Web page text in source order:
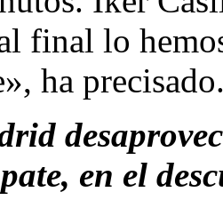
final lo
ha
en el